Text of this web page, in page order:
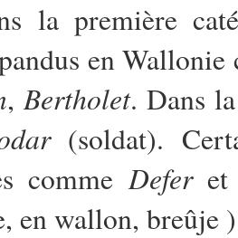
la première
en
,Bertholet. Dans
(soldat).
commeDeferet
en wallon, breûje